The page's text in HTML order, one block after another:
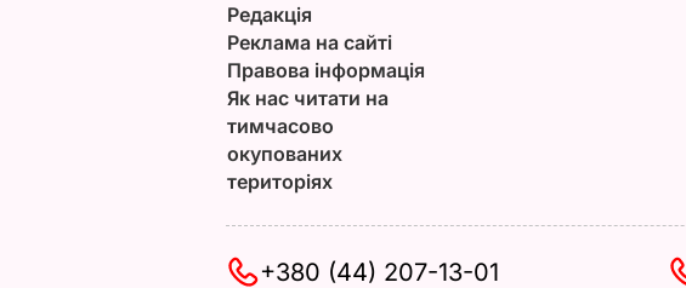
Редакція
Реклама на сайті
Правова інформація
Як нас читати на
тимчасово
окупованих
територіях
+380 (44) 207-13-01